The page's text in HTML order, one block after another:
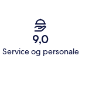
9,0
Service og personale